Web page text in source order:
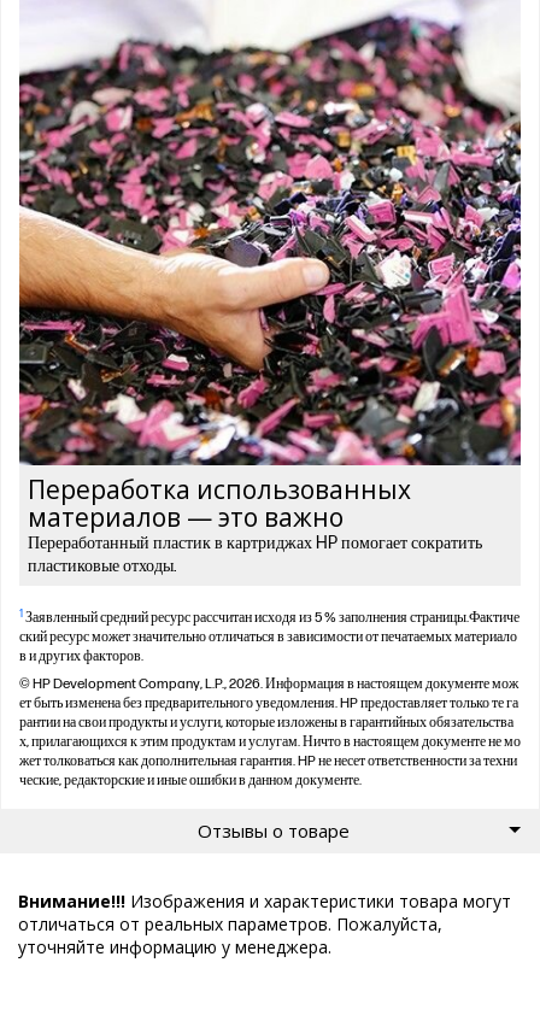
Переработка использованных
материалов — это важно
Переработанный пластик в картриджах HP помогает сократить
пластиковые отходы.
1 Заявленный средний ресурс рассчитан исходя из 5 % заполнения страницы.Фактиче
ский ресурс может значительно отличаться в зависимости от печатаемых материало
в и других факторов.
© HP Development Company, L.P., 2026. Информация в настоящем документе мож
ет быть изменена без предварительного уведомления. HP предоставляет только те га
рантии на свои продукты и услуги, которые изложены в гарантийных обязательства
х, прилагающихся к этим продуктам и услугам. Ничто в настоящем документе не мо
жет толковаться как дополнительная гарантия. HP не несет ответственности за техни
ческие, редакторские и иные ошибки в данном документе.
Отзывы о товаре
Внимание!!! Изображения и характеристики товара могут
отличаться от реальных параметров. Пожалуйста,
уточняйте информацию у менеджера.